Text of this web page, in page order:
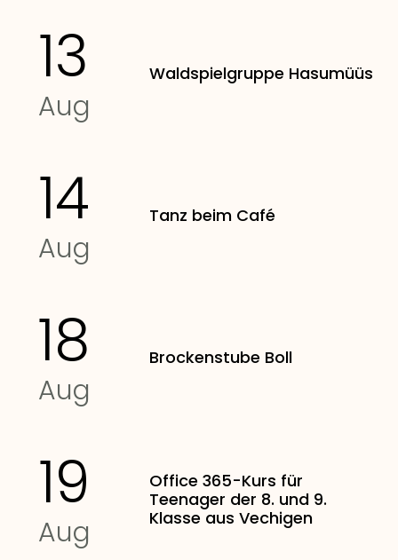
13
Aug
Waldspielgruppe Hasumüüs
14
Aug
Tanz beim Café
18
Aug
Brockenstube Boll
19
Aug
Office 365-Kurs für
Teenager der 8. und 9.
Klasse aus Vechigen